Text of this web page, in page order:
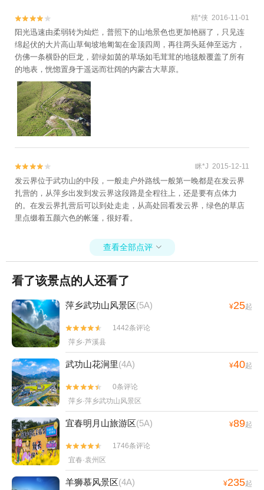

 精*侠 2016-11-01
阳光迅速由柔弱转为灿烂，普照下的山地景色也更加艳丽了，只见连
绵起伏的大片高山草甸坡地匍匐在金顶四周，再往两头延伸至远方，
仿佛一条横卧的巨龙，碧绿如茵的草场如毛茸茸的地毯般覆盖了所有
的地表，恍惚置身于遥远而壮阔的内蒙古大草原。

 眯*J 2015-12-11
发云界位于武功山的中段，一般走户外路线一般第一晚都是在发云界
扎营的，从萍乡出发到发云界这段路是全程往上，还是要有点体力
的。在发云界扎营后可以到处走走，从高处回看发云界，绿色的草店
里点缀着五颜六色的帐篷，很好看。
查看全部点评 
看了该景点的人还看了
萍乡武功山风景区(5A) ¥25起


1442条评论
萍乡·芦溪县
武功山花涧里(4A) ¥40起


0条评论
萍乡·萍乡武功山风景区
宜春明月山旅游区(5A) ¥89起


1746条评论
宜春·袁州区
羊狮慕风景区(4A) ¥235起